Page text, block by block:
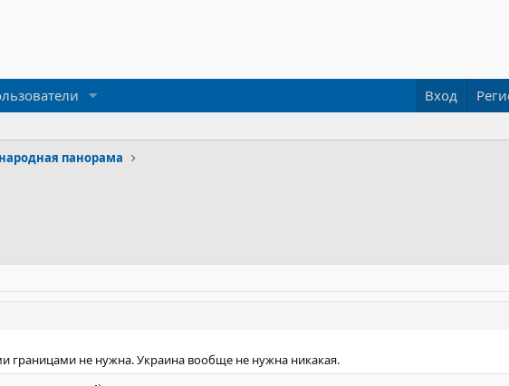
Вход
панорама
границами не нужна. Украина вообще не нужна никакая.